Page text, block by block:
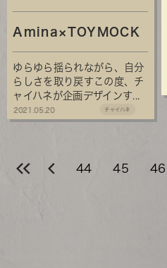
Amina×TOYMOCK
ゆらゆら揺られながら、自分
らしさを取り戻すこの度、チ
ャイハネが企画デザインす...
2021.05.20 チャイハネ
44 45 46